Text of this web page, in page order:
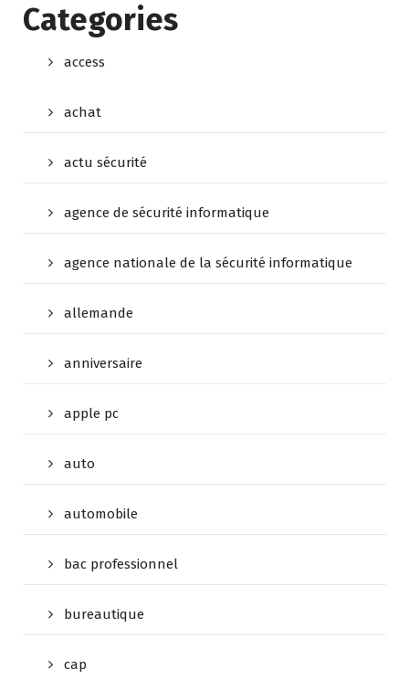
Categories
access
achat
actu sécurité
agence de sécurité informatique
agence nationale de la sécurité informatique
allemande
anniversaire
apple pc
auto
automobile
bac professionnel
bureautique
cap